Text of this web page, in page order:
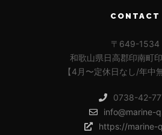
CONTACT
〒649-1534
和歌山県日高郡印南町
【4月〜定休日なし/年中
0738-42-
info@marine-
https://marine-